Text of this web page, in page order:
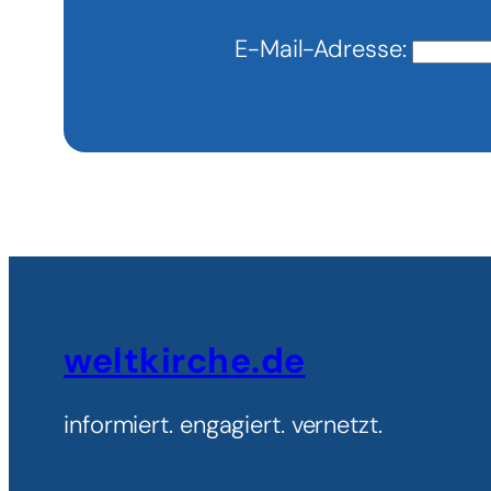
E-Mail-Adresse:
weltkirche.de
informiert. engagiert. vernetzt.